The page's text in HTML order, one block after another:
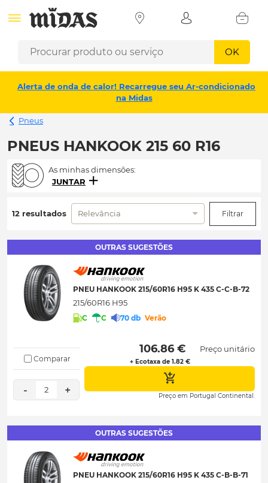
OK
Alerta de onda de calor! Recarregue seu Ar-condicionado
na Midas
Pneus
PNEUS HANKOOK 215 60 R16
As minhas dimensões:
JUNTAR
12 resultados Relevância Filtrar
OUTRAS SUGESTÕES
PNEU HANKOOK 215/60R16 H95 K 435 C-C-B-72
215/60R16 H95
C C 70 db Verão
Comparar
- 2 +
106.86 €
+ Ecotaxa de 1.82 €
Preço unitário
Preço em Portugal Continental.
OUTRAS SUGESTÕES
PNEU HANKOOK 215/60R16 H95 K 435 C-B-B-71